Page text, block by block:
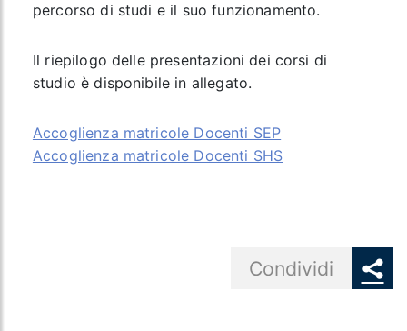
percorso di studi e il suo funzionamento.
Il riepilogo delle presentazioni dei corsi di
studio è disponibile in allegato.
Accoglienza matricole Docenti SEP
Accoglienza matricole Docenti SHS
Condividi